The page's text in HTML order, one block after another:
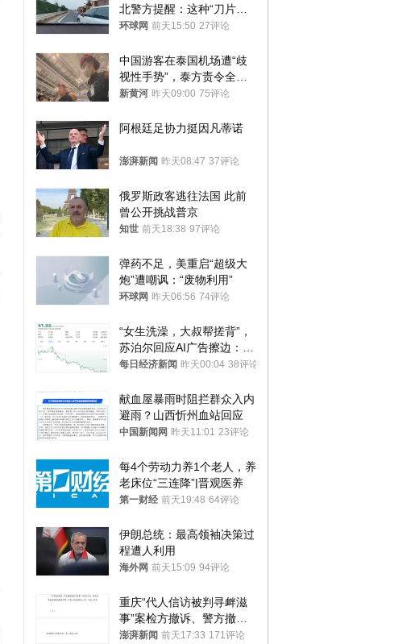
北警方提醒：这种“刀片超
车”，太危险了
环球网 前天15:50 27评论
中国游客在泰国机场遭“歧
视性手势”，泰方责令全面
调查，对责任人采取最严厉
新黄河 昨天09:00 75评论
阿根廷足协力挺因凡蒂诺
澎湃新闻 昨天08:47 37评论
俄罗斯政客逃往法国 此前
曾公开挑战普京
知世 前天18:38 97评论
弹药不足，美重启“超级大
炮”遭嘲讽：“废物利用”
环球网 昨天06:56 74评论
“女生洗澡，大叔帮搓背”，
苏泊尔回应AI广告擦边：视
频全下架，已强化内容管理
每日经济新闻 昨天00:04 38评论
献血屋暴雨时阻拦群众入内
避雨？山西忻州血站回应
中国新闻网 昨天11:01 23评论
每4个劳动力养1个老人，养
老床位“三连降”|晋观医养
第一财经 前天19:48 64评论
伊朗总统：最高领袖决策过
程遭人利用
海外网 前天15:09 94评论
重庆“代人信访被判寻衅滋
事”案检方撤诉、警方撤
案，两被告人获国赔
澎湃新闻 前天17:33 171评论